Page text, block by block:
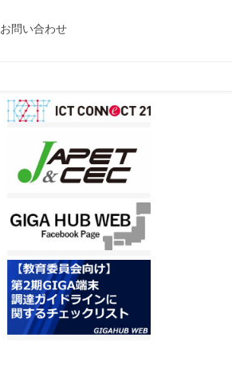
お問い合わせ